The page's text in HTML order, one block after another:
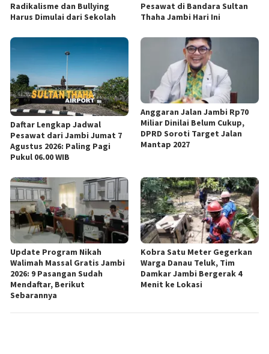
Radikalisme dan Bullying
Harus Dimulai dari Sekolah
Pesawat di Bandara Sultan
Thaha Jambi Hari Ini
Daftar Lengkap Jadwal
Pesawat dari Jambi Jumat 7
Agustus 2026: Paling Pagi
Pukul 06.00 WIB
Anggaran Jalan Jambi Rp70
Miliar Dinilai Belum Cukup,
DPRD Soroti Target Jalan
Mantap 2027
Update Program Nikah
Walimah Massal Gratis Jambi
2026: 9 Pasangan Sudah
Mendaftar, Berikut
Sebarannya
Kobra Satu Meter Gegerkan
Warga Danau Teluk, Tim
Damkar Jambi Bergerak 4
Menit ke Lokasi